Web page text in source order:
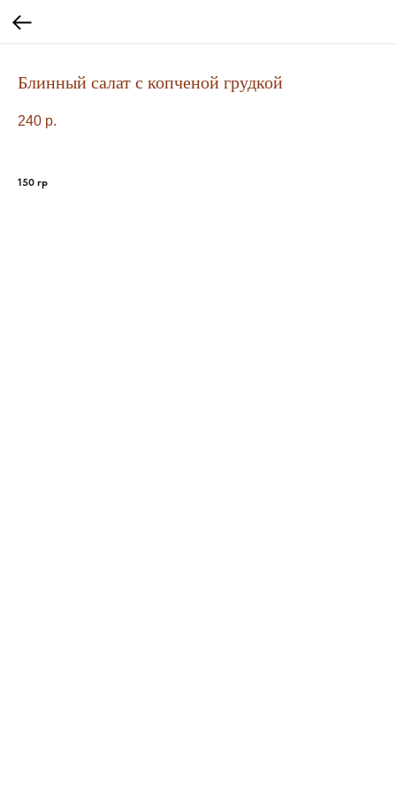
Блинный салат с копченой грудкой
240 р.
150 гр